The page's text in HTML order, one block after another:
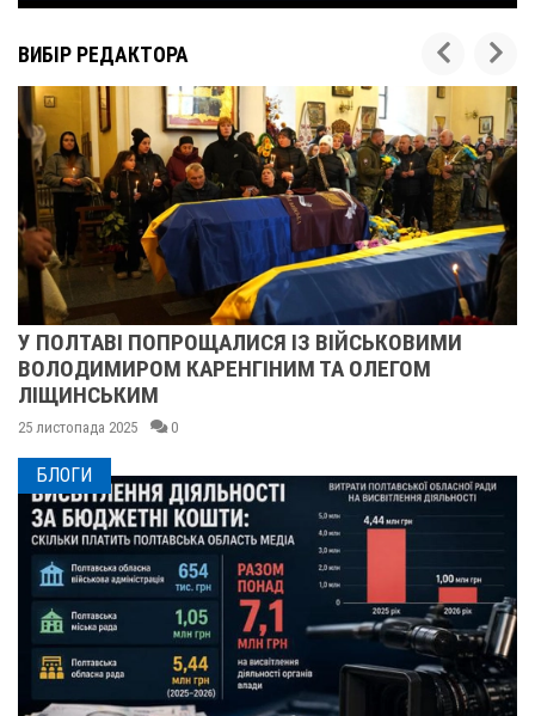
ВИБІР РЕДАКТОРА
У ПОЛТАВІ ПОПРОЩАЛИСЯ ІЗ ВІЙСЬКОВИМИ
ВОЛОДИМИРОМ КАРЕНГІНИМ ТА ОЛЕГОМ
ЛІЩИНСЬКИМ
25 листопада 2025 0
БЛОГИ